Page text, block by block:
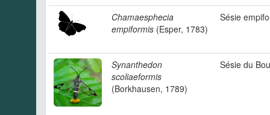
Chamaesphecia
empiformis (Esper, 1783)
Sésie
Synanthedon
scoliaeformis
(Borkhausen, 1789)
Sésie du